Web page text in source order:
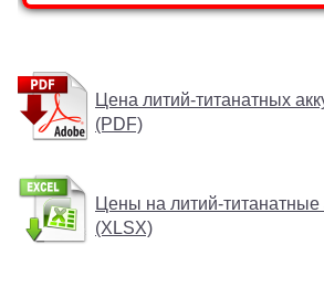
Цена литий-титанатных
(PDF)
Цены на литий-титанатные
(XLSX)